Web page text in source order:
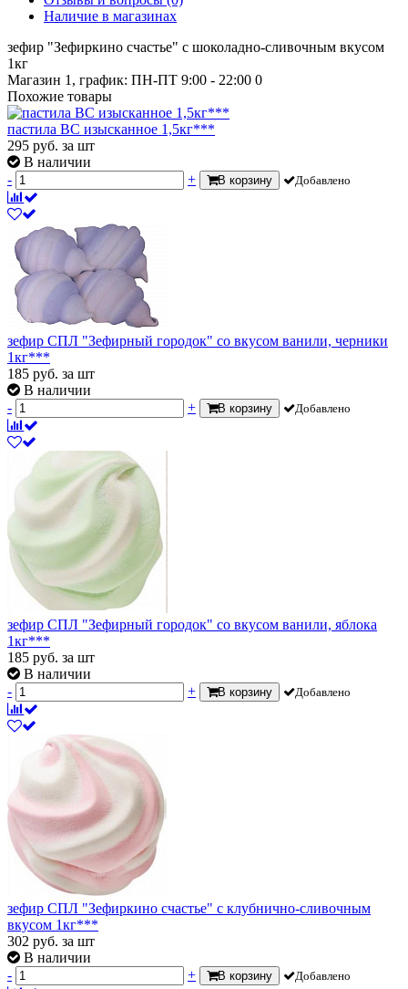
Наличие в магазинах
зефир "Зефиркино счастье" с шоколадно-сливочным вкусом
1кг
Магазин 1, график: ПН-ПТ 9:00 - 22:00 0
Похожие товары
пастила ВС изысканное 1,5кг***
295 руб. за шт
В наличии
-
+ В корзину Добавлено
зефир СПЛ "Зефирный городок" со вкусом ванили, черники
1кг***
185 руб. за шт
В наличии
-
+ В корзину Добавлено
зефир СПЛ "Зефирный городок" со вкусом ванили, яблока
1кг***
185 руб. за шт
В наличии
-
+ В корзину Добавлено
зефир СПЛ "Зефиркино счастье" с клубнично-сливочным
вкусом 1кг***
302 руб. за шт
В наличии
-
+ В корзину Добавлено